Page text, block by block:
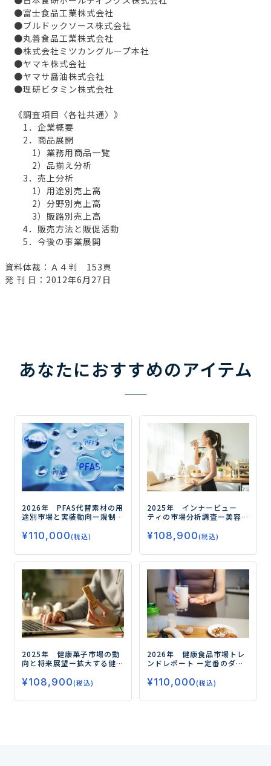
●富士食品工業株式会社
●ブルドックソース株式会社
●丸善食品工業株式会社
●株式会社ミツカングループ本社
●ヤマキ株式会社
●ヤマサ醤油株式会社
●理研ビタミン株式会社
《調査項目〈各社共通〉》
1．企業概要
2．商品展開
1）業務用商品一覧
2）品揃え分析
3．売上分析
1）用途別売上高
2）分野別売上高
3）販路別売上高
4．販売方法と販促活動
5．今後の事業展開
資料体裁：Ａ４判 153頁
発 刊 日：2012年6月27日
あなたにおすすめのアイテム
2026年 PFAS代替素材の用
途別市場と実装動向ー規制
実装力競争の勝ち筋ー
¥110,000(税込)
2025年 インナービュー
ティの市場分析調査ー美容
鍵ー
¥108,900(税込)
2025年 健康菓子市場の動
向と将来展望ー拡大する健
はー
¥108,900(税込)
2026年 健康食品市場トレ
ンドレポート ー定番のダイ
フェムケア、グミサプリまで
データで読み解く市場の未
来ー
¥110,000(税込)